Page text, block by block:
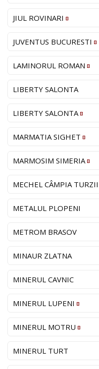
JIUL ROVINARI
JUVENTUS BUCURESTI
LAMINORUL ROMAN
LIBERTY SALONTA
LIBERTY SALONTA
MARMATIA SIGHET
MARMOSIM SIMERIA
MECHEL CÂMPIA TURZII
METALUL PLOPENI
METROM BRASOV
MINAUR ZLATNA
MINERUL CAVNIC
MINERUL LUPENI
MINERUL MOTRU
MINERUL TURT